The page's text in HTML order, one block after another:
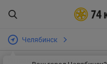
Челябинск
Интернет-магазин шин и дисков